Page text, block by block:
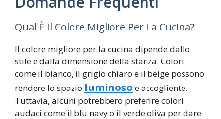
Qual È Il Colore Migliore Per La Cucina?
Il colore migliore per la cucina dipende dallo
stile e dalla dimensione della stanza. Colori
come il bianco, il grigio chiaro e il beige possono
rendere lo spazio luminoso e accogliente.
Tuttavia, alcuni potrebbero preferire colori
audaci come il blu navy o il verde oliva per dare